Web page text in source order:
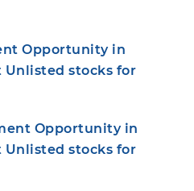
Opportunity in
Unlisted stocks for
Opportunity in
Unlisted stocks for